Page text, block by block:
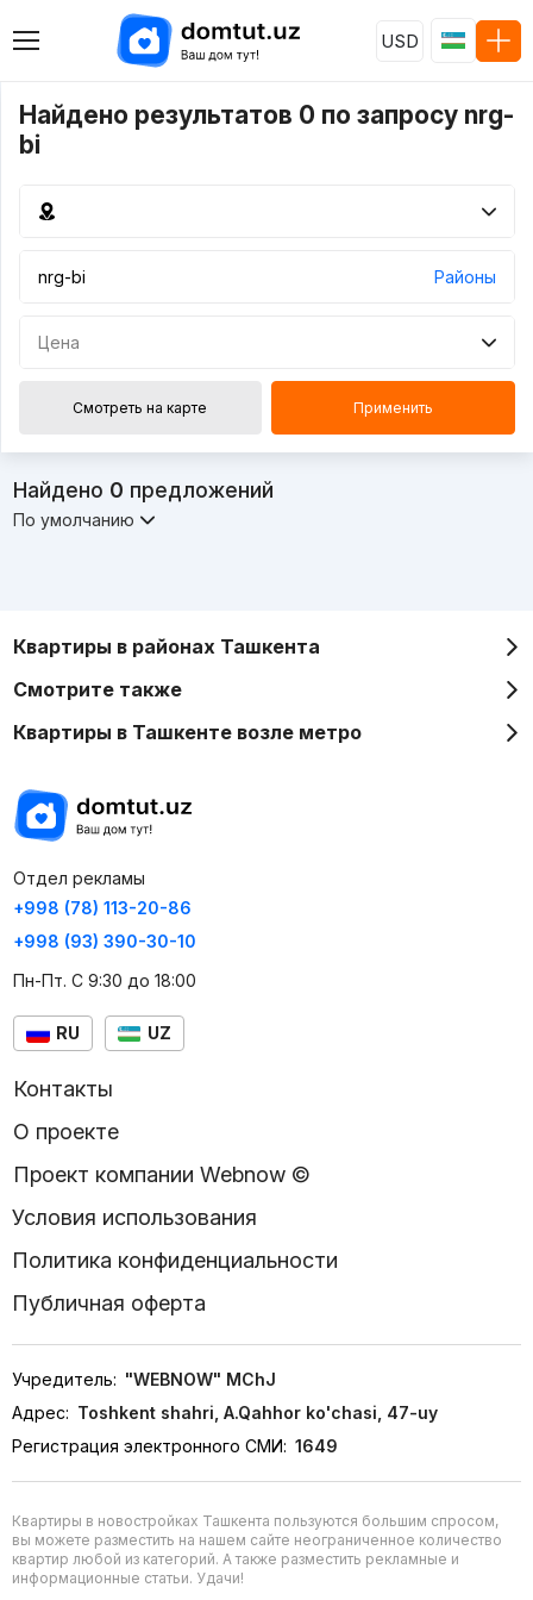
USD
Найдено результатов 0 по запросу nrg-
bi
Районы
Цена
Смотреть на карте Применить
Найдено 0 предложений
По умолчанию
Квартиры в районах Ташкента
Смотрите также
Квартиры в Ташкенте возле метро
Отдел рекламы
+998 (78) 113-20-86
+998 (93) 390-30-10
Пн-Пт. С 9:30 до 18:00
RU UZ
Контакты
О проекте
Проект компании Webnow ©
Условия использования
Политика конфиденциальности
Публичная оферта
Учредитель: "WEBNOW" MChJ
Адрес: Toshkent shahri, A.Qahhor ko'chasi, 47-uy
Регистрация электронного СМИ: 1649
Квартиры в новостройках Ташкента пользуются большим спросом,
вы можете разместить на нашем сайте неограниченное количество
квартир любой из категорий. А также разместить рекламные и
информационные статьи. Удачи!